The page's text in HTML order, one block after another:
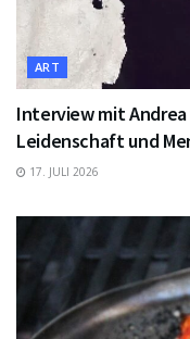
ART
Interview mit
Leidenschaft und
17. JULI 2026